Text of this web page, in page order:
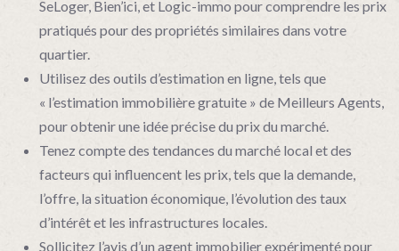
SeLoger, Bien’ici, et Logic-immo pour comprendre les prix
pratiqués pour des propriétés similaires dans votre
quartier.
Utilisez des outils d’estimation en ligne, tels que
« l’estimation immobilière gratuite » de Meilleurs Agents,
pour obtenir une idée précise du prix du marché.
Tenez compte des tendances du marché local et des
facteurs qui influencent les prix, tels que la demande,
l’offre, la situation économique, l’évolution des taux
d’intérêt et les infrastructures locales.
Sollicitez l’avis d’un agent immobilier expérimenté pour